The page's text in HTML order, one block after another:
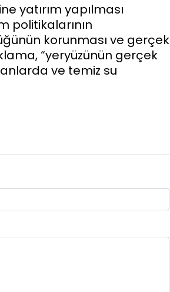
yatırım yapılması
politikalarının
korunması ve gerçek
“yeryüzünün gerçek
ve temiz su